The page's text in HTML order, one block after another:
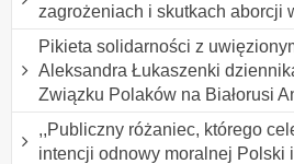
zagrożeniach i skutkach aborcji
Pikieta solidarności z
Aleksandra Łukaszenki
Związku Polaków na Białorusi
,,Publiczny różaniec, którego
intencji odnowy moralnej Polski